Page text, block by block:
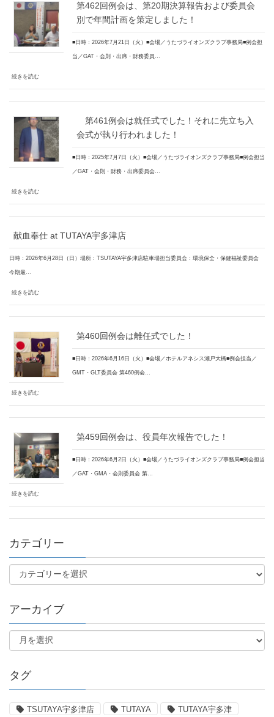
第462回例会は、第20期決算報告および委員会
別で年間計画を策定しました！
■日時：2026年7月21日（火）■会場／うたづライオンズクラブ事務局■例会担
当／GAT・会則・出席・財務委員…
続きを読む
第461例会は就任式でした！それに先立ち入
会式が執り行われました！
■日時：2025年7月7日（火）■会場／うたづライオンズクラブ事務局■例会担当
／GAT・会則・財務・出席委員会…
続きを読む
献血奉仕 at TUTAYA宇多津店
日時：2026年6月28日（日）場所：TSUTAYA宇多津店駐車場担当委員会：環境保全・保健福祉委員会
今期最…
続きを読む
第460回例会は離任式でした！
■日時：2026年6月16日（火）■会場／ホテルアネシス瀬戸大橋■例会担当／
GMT・GLT委員会 第460例会…
続きを読む
第459回例会は、役員年次報告でした！
■日時：2026年6月2日（火）■会場／うたづライオンズクラブ事務局■例会担当
／GAT・GMA・会則委員会 第…
続きを読む
カテゴリー
アーカイブ
タグ
TSUTAYA宇多津店 TUTAYA TUTAYA宇多津